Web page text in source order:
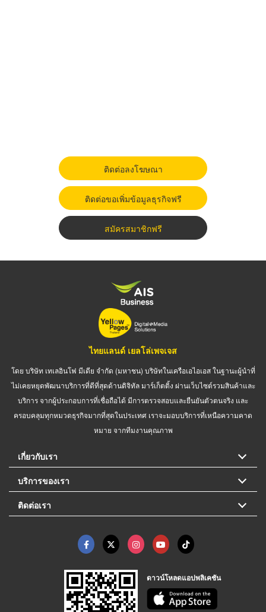
ติดต่อลงโฆษณา
ติดต่อขอเพิ่มข้อมูลธุรกิจฟรี
สมัครสมาชิกฟรี
ไทยแลนด์ เยลโล่เพจเจส
โดย บริษัท เทเลอินโฟ มีเดีย จำกัด (มหาชน) บริษัทในเครือเอไอเอส ในฐานะผู้นำที่
ไม่เคยหยุดพัฒนาบริการที่ดีที่สุดด้านดิจิทัล มาร์เก็ตติ้ง ผ่านเว็บไซต์รวมสินค้าและ
บริการ จากผู้ประกอบการที่เชื่อถือได้ มีการตรวจสอบและยืนยันตัวตนจริง และ
ครอบคลุมทุกหมวดธุรกิจมากที่สุดในประเทศ เราจะมอบบริการที่เหนือความคาด
หมาย จากทีมงานคุณภาพ
เกี่ยวกับเรา
บริการของเรา
ติดต่อเรา
ดาวน์โหลดแอปพลิเคชัน